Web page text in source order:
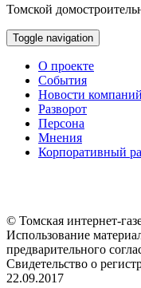
Томской
Toggle navigation
О проекте
События
Новости компаний
Разворот
Персона
Мнения
Корпоративный
© Томская интернет-
Использование
предварительного
Свидетельство о
22.09.2017